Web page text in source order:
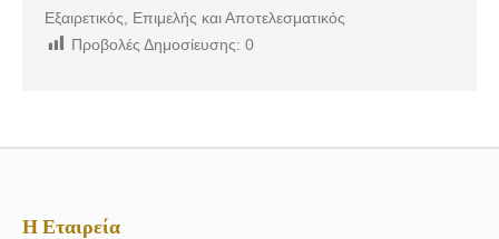
Εξαιρετικός, Επιμελής και Αποτελεσματικός
Προβολές Δημοσίευσης: 0
Η Εταιρεία